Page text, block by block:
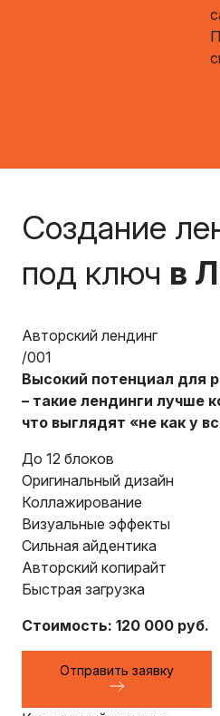
Создание
под ключ в
Авторский лендинг
/001
Высокий потенциал для
– такие лендинги лучше
что выглядят «не как у
До 12 блоков
Оригинальный дизайн
Коллажирование
Визуальные эффекты
Сильная айдентика
Авторский копирайт
Быстрая загрузка
Стоимость: 120 000 руб.
Отправить заявку